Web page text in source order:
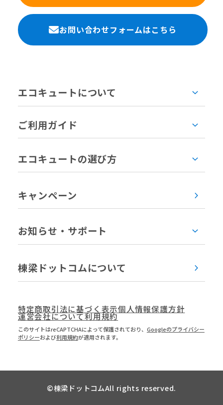
お問い合わせフォームはこちら
エコキュートについて
ご利用ガイド
エコキュートの選び方
キャンペーン
お知らせ・サポート
棟梁ドットコムについて
特定商取引法に基づく表示個人情報保護方針
運営会社について利用規約
このサイトはreCAPTCHAによって保護されており、 Googleのプライバシー
ポリシーおよび利用規約が適用されます。
©棟梁ドットコムAll rights reserved.